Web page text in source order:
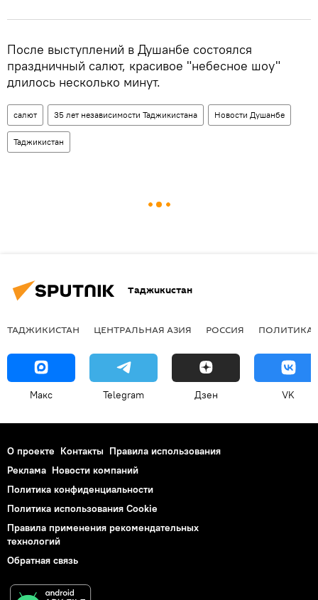
После выступлений в Душанбе состоялся
праздничный салют, красивое "небесное шоу"
длилось несколько минут.
салют 35 лет независимости Таджикистана Новости Душанбе
Таджикистан
Таджикистан
ТАДЖИКИСТАН ЦЕНТРАЛЬНАЯ АЗИЯ РОССИЯ ПОЛИТИКА
Макс Telegram Дзен VK
О проекте Контакты Правила использования
Реклама Новости компаний
Политика конфиденциальности
Политика использования Cookie
Правила применения рекомендательных
технологий
Обратная связь